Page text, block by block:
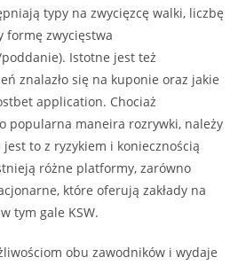
typy na zwycięzcę walki, liczbę
formę zwycięstwa
Istotne jest też
znalazło się na kuponie oraz jakie
application. Chociaż
popularna maneira rozrywki, należy
to z ryzykiem i koniecznością
różne platformy, zarówno
które oferują zakłady na
tym gale KSW.
obu zawodników i wydaje